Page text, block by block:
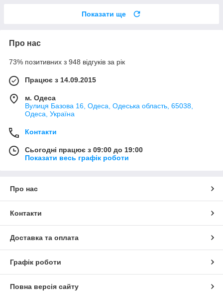
Показати ще
Про нас
73% позитивних з 948 відгуків за рік
Працює з 14.09.2015
м. Одеса
Вулиця Базова 16, Одеса, Одеська область, 65038,
Одеса, Україна
Контакти
Сьогодні працює з 09:00 до 19:00
Показати весь графік роботи
Про нас
Контакти
Доставка та оплата
Графік роботи
Повна версія сайту